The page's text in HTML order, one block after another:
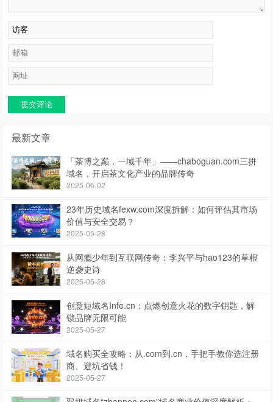
提交评论
最新文章
「茶博之巅，一域千年」——chaboguan.com三拼
域名，开启茶文化产业的品牌传奇
2025-06-02
23年历史域名fexw.com深度拆解：如何评估其市场
价值与安全交易？
2025-05-28
从网瘾少年到互联网传奇：李兴平与hao123的草根
逆袭史诗
2025-05-28
创意短域名Infe.cn：点燃创意火花的数字钥匙，解
锁品牌无限可能
2025-05-27
域名购买全攻略：从.com到.cn，手把手教你选注册
商、避坑省钱！
2025-05-27